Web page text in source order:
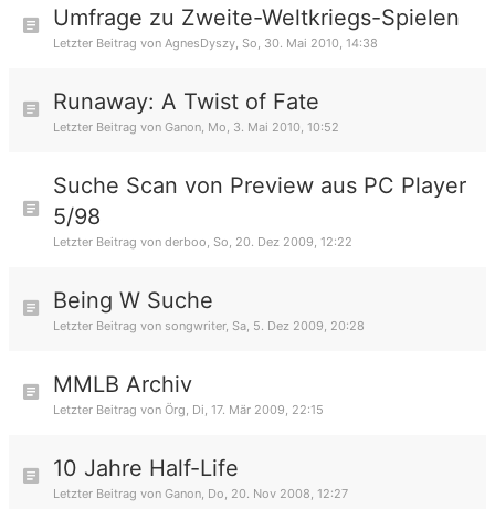
Umfrage zu Zweite-Weltkriegs-Spielen
Letzter Beitrag von AgnesDyszy, So, 30. Mai 2010, 14:38
Runaway: A Twist of Fate
Letzter Beitrag von Ganon, Mo, 3. Mai 2010, 10:52
Suche Scan von Preview aus PC Player
5/98
Letzter Beitrag von derboo, So, 20. Dez 2009, 12:22
Being W Suche
Letzter Beitrag von songwriter, Sa, 5. Dez 2009, 20:28
MMLB Archiv
Letzter Beitrag von Örg, Di, 17. Mär 2009, 22:15
10 Jahre Half-Life
Letzter Beitrag von Ganon, Do, 20. Nov 2008, 12:27